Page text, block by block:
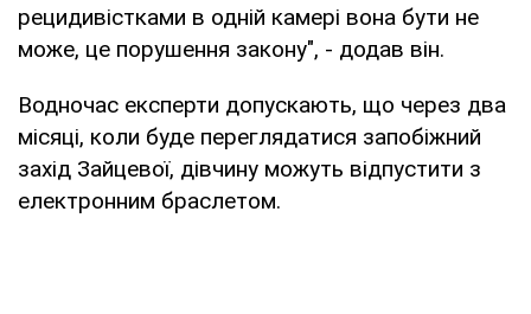
рецидивістками в одній камері вона бути не
може, це порушення закону", - додав він.
Водночас експерти допускають, що через два
місяці, коли буде переглядатися запобіжний
захід Зайцевої, дівчину можуть відпустити з
електронним браслетом.